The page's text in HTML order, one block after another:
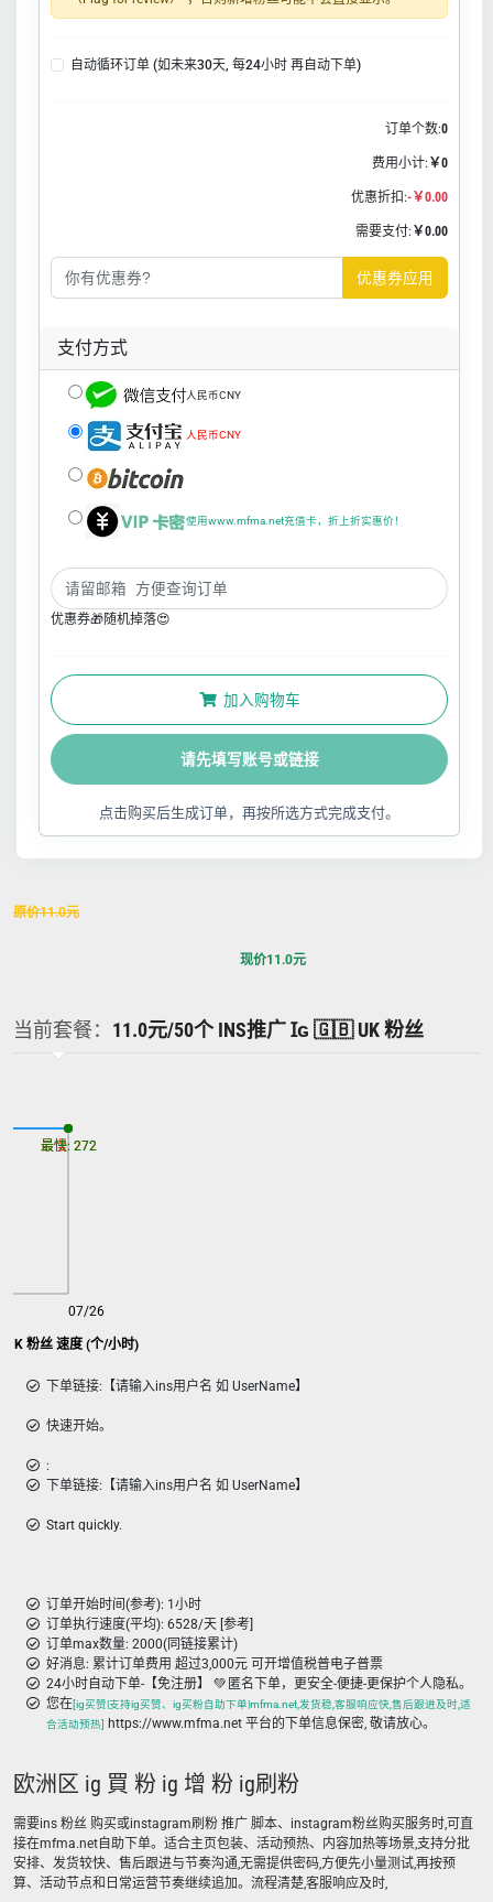
自动循环订单 (如未来30天, 每24小时 再自动下单)
订单个数:0
费用小计: ￥0
优惠折扣:-￥0.00
需要支付: ￥0.00
优惠券应用
支付方式
人民币CNY
人民币CNY
使用www.mfma.net充值卡，折上折实惠价！
优惠券🎁随机掉落😍
加入购物车
请先填写账号或链接
点击购买后生成订单，再按所选方式完成支付。
原价11.0元
现价11.0元
当前套餐： 11.0元/50个 INS推广 Ɪɢ 🇬🇧 UK 粉丝
粉丝 速度 (个/小时)
07/26
最慢: 272
最快: 272
下单链接:【请输入ins用户名 如 UserName】
快速开始。
:
下单链接:【请输入ins用户名 如 UserName】
Start quickly.
订单开始时间(参考): 1小时
订单执行速度(平均): 6528/天 [参考]
订单max数量: 2000(同链接累计)
好消息: 累计订单费用 超过3,000元 可开增值税普电子普票
24小时自动下单-【免注册】 💚 匿名下单，更安全-便捷-更保护个人隐私。
您在[ig买赞|支持ig买赞、ig买粉自助下单|mfma.net,发货稳,客服响应快,售后跟进及时,适
合活动预热]
https://www.mfma.net 平台的下单信息保密, 敬请放心。
欧洲区 ig 買 粉 ig 增 粉 ig刷粉
需要ins 粉丝 购买或instagram刷粉 推广 脚本、instagram粉丝购买服务时,可直
接在mfma.net自助下单。适合主页包装、活动预热、内容加热等场景,支持分批
安排、发货较快、售后跟进与节奏沟通,无需提供密码,方便先小量测试,再按预
算、活动节点和日常运营节奏继续追加。流程清楚,客服响应及时,